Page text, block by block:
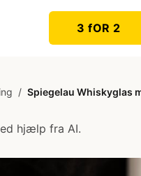
3 fOR 2
/ Spiegelau Whiskyglas
hjælp fra AI.